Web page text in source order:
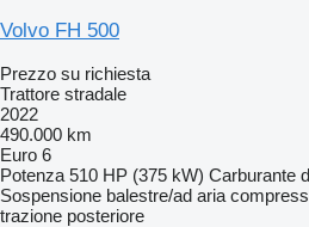
Volvo FH 500
Prezzo su richiesta
Trattore stradale
2022
490.000 km
Euro 6
Potenza 510 HP (375 kW) Carburante
Sospensione balestre/ad aria
trazione posteriore